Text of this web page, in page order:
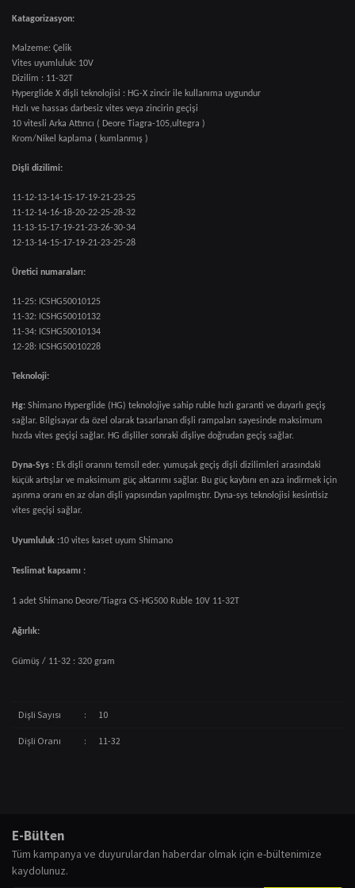
Katagorizasyon:
Malzeme: Çelik
Vites uyumluluk: 10V
Dizilim : 11-32T
Hyperglide X dişli teknolojisi : HG-X zincir ile kullanıma uygundur
Hızlı ve hassas darbesiz vites veya zincirin geçişi
10 vitesli Arka Attırıcı ( Deore Tiagra-105,ultegra )
Krom/Nikel kaplama ( kumlanmış )
Dişli dizilimi:
11-12-13-14-15-17-19-21-23-25
11-12-14-16-18-20-22-25-28-32
11-13-15-17-19-21-23-26-30-34
12-13-14-15-17-19-21-23-25-28
Üretici numaraları:
11-25: ICSHG50010125
11-32: ICSHG50010132
11-34: ICSHG50010134
12-28: ICSHG50010228
Teknoloji:
Hg: Shimano Hyperglide (HG) teknolojiye sahip ruble hızlı garanti ve duyarlı geçiş
sağlar. Bilgisayar da özel olarak tasarlanan dişli rampaları sayesinde maksimum
hızda vites geçişi sağlar. HG dişliler sonraki dişliye doğrudan geçiş sağlar.
Dyna-Sys : Ek dişli oranını temsil eder. yumuşak geçiş dişli dizilimleri arasındaki
küçük artışlar ve maksimum güç aktarımı sağlar. Bu güç kaybını en aza indirmek için
aşınma oranı en az olan dişli yapısından yapılmıştır. Dyna-sys teknolojisi kesintisiz
vites geçişi sağlar.
Uyumluluk :10 vites kaset uyum Shimano
Teslimat kapsamı :
1 adet Shimano Deore/Tiagra CS-HG500 Ruble 10V 11-32T
Ağırlık:
Gümüş / 11-32 : 320 gram
Dişli Sayısı : 10
Dişli Oranı : 11-32
Görüş ve önerileriniz için teşekkür ederiz.
iletebilirsiniz.
Görüş ve önerileriniz için teşekkür ederiz.
E-Bülten
Tüm kampanya ve duyurulardan haberdar olmak için e-bültenimize
kaydolunuz.